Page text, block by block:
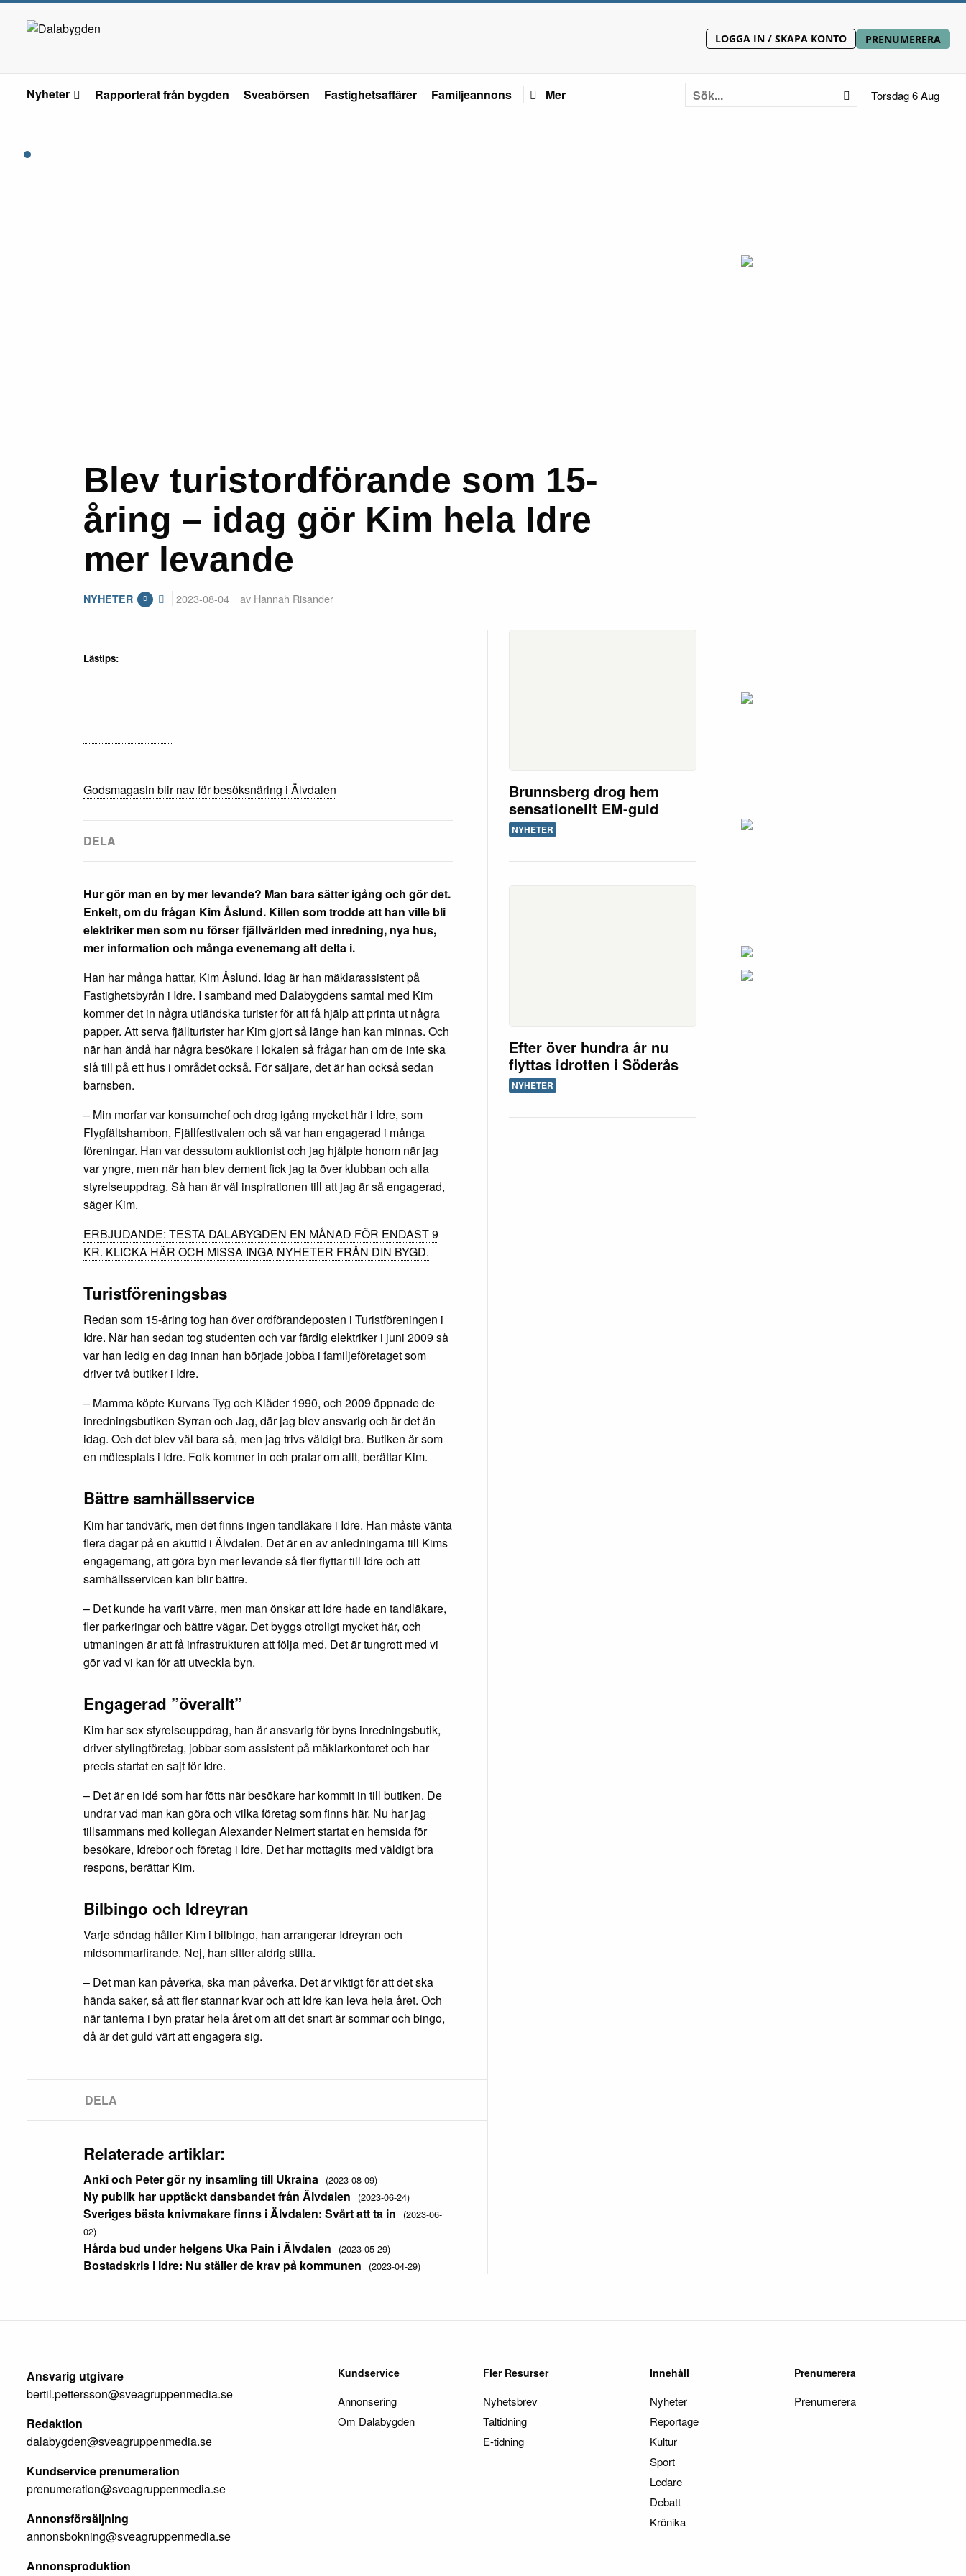
LOGGA IN / SKAPA KONTO PRENUMERERA
Nyheter Rapporterat från bygden Sveabörsen Fastighetsaffärer Familjeannons Mer Torsdag 6 Aug
Blev turistordförande som 15-
åring – idag gör Kim hela Idre
mer levande
NYHETER 2023-08-04 av Hannah Risander
Lästips:
Godsmagasin blir nav för besöksnäring i Älvdalen
Hur gör man en by mer levande? Man bara sätter igång och gör det.
Enkelt, om du frågan Kim Åslund. Killen som trodde att han ville bli
elektriker men som nu förser fjällvärlden med inredning, nya hus,
mer information och många evenemang att delta i.
Han har många hattar, Kim Åslund. Idag är han mäklarassistent på
Fastighetsbyrån i Idre. I samband med Dalabygdens samtal med Kim
kommer det in några utländska turister för att få hjälp att printa ut några
papper. Att serva fjällturister har Kim gjort så länge han kan minnas. Och
när han ändå har några besökare i lokalen så frågar han om de inte ska
slå till på ett hus i området också. För säljare, det är han också sedan
barnsben.
– Min morfar var konsumchef och drog igång mycket här i Idre, som
Flygfältshambon, Fjällfestivalen och så var han engagerad i många
föreningar. Han var dessutom auktionist och jag hjälpte honom när jag
var yngre, men när han blev dement fick jag ta över klubban och alla
styrelseuppdrag. Så han är väl inspirationen till att jag är så engagerad,
säger Kim.
ERBJUDANDE: TESTA DALABYGDEN EN MÅNAD FÖR ENDAST 9
KR. KLICKA HÄR OCH MISSA INGA NYHETER FRÅN DIN BYGD.
Turistföreningsbas
Redan som 15-åring tog han över ordförandeposten i Turistföreningen i
Idre. När han sedan tog studenten och var färdig elektriker i juni 2009 så
var han ledig en dag innan han började jobba i familjeföretaget som
driver två butiker i Idre.
– Mamma köpte Kurvans Tyg och Kläder 1990, och 2009 öppnade de
inredningsbutiken Syrran och Jag, där jag blev ansvarig och är det än
idag. Och det blev väl bara så, men jag trivs väldigt bra. Butiken är som
en mötesplats i Idre. Folk kommer in och pratar om allt, berättar Kim.
Bättre samhällsservice
Kim har tandvärk, men det finns ingen tandläkare i Idre. Han måste vänta
flera dagar på en akuttid i Älvdalen. Det är en av anledningarna till Kims
engagemang, att göra byn mer levande så fler flyttar till Idre och att
samhällsservicen kan blir bättre.
– Det kunde ha varit värre, men man önskar att Idre hade en tandläkare,
fler parkeringar och bättre vägar. Det byggs otroligt mycket här, och
utmaningen är att få infrastrukturen att följa med. Det är tungrott med vi
gör vad vi kan för att utveckla byn.
Engagerad ”överallt”
Kim har sex styrelseuppdrag, han är ansvarig för byns inredningsbutik,
driver stylingföretag, jobbar som assistent på mäklarkontoret och har
precis startat en sajt för Idre.
– Det är en idé som har fötts när besökare har kommit in till butiken. De
undrar vad man kan göra och vilka företag som finns här. Nu har jag
tillsammans med kollegan Alexander Neimert startat en hemsida för
besökare, Idrebor och företag i Idre. Det har mottagits med väldigt bra
respons, berättar Kim.
Bilbingo och Idreyran
Varje söndag håller Kim i bilbingo, han arrangerar Idreyran och
midsommarfirande. Nej, han sitter aldrig stilla.
– Det man kan påverka, ska man påverka. Det är viktigt för att det ska
hända saker, så att fler stannar kvar och att Idre kan leva hela året. Och
när tanterna i byn pratar hela året om att det snart är sommar och bingo,
då är det guld värt att engagera sig.
Relaterade artiklar:
Anki och Peter gör ny insamling till Ukraina (2023-08-09)
Ny publik har upptäckt dansbandet från Älvdalen (2023-06-24)
Sveriges bästa knivmakare finns i Älvdalen: Svårt att ta in
(2023-06-
02)
Hårda bud under helgens Uka Pain i Älvdalen (2023-05-29)
Bostadskris i Idre: Nu ställer de krav på kommunen (2023-04-29)
Brunnsberg drog hem
sensationellt EM-guld
NYHETER
Efter över hundra år nu
flyttas idrotten i Söderås
NYHETER
Ansvarig utgivare
bertil.pettersson@sveagruppenmedia.se
Redaktion
dalabygden@sveagruppenmedia.se
Kundservice prenumeration
prenumeration@sveagruppenmedia.se
Annonsförsäljning
annonsbokning@sveagruppenmedia.se
Annonsproduktion
Kundservice
Annonsering
Om Dalabygden
Fler Resurser
Nyhetsbrev
Taltidning
E-tidning
Innehåll
Nyheter
Reportage
Kultur
Sport
Ledare
Debatt
Krönika
Prenumerera
Prenumerera